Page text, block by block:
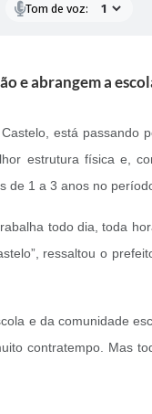
Tom de voz:
e abrangem a
está passando
estrutura física e,
de 1 a 3 anos no
todo dia, toda
ressaltou o
e da comunidade
contratempo. Mas